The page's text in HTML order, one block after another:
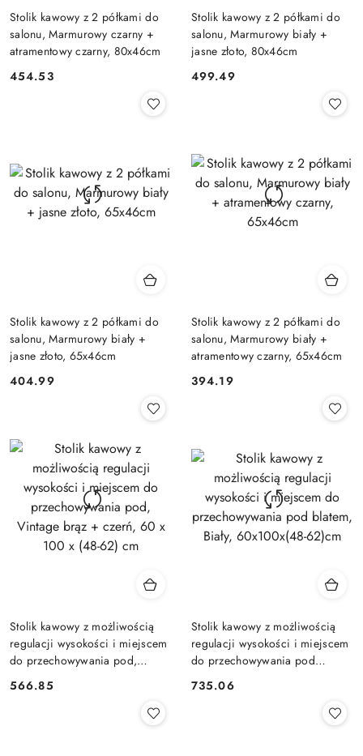
Stolik kawowy z 2 półkami do
salonu, Marmurowy czarny +
atramentowy czarny, 80x46cm
Cena:
454.53
Stolik kawowy z 2 półkami do
salonu, Marmurowy biały +
jasne złoto, 80x46cm
Cena:
499.49
Stolik kawowy z 2 półkami do
salonu, Marmurowy biały +
jasne złoto, 65x46cm
Cena:
404.99
Stolik kawowy z 2 półkami do
salonu, Marmurowy biały +
atramentowy czarny, 65x46cm
Cena:
394.19
Stolik kawowy z możliwością
regulacji wysokości i miejscem
do przechowywania pod,
x (48-62) cm
Cena:
566.85
Stolik kawowy z możliwością
regulacji wysokości i miejscem
do przechowywania pod
62)cm
Cena:
735.06